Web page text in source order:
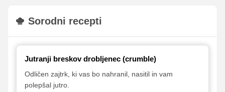
Sorodni recepti
Jutranji breskov drobljenec (crumble)
Odličen zajtrk, ki vas bo nahranil, nasitil in vam
polepšal jutro.